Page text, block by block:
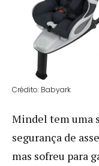
Crédito: Babyark
Mindel tem uma
segurança de
mas sofreu para